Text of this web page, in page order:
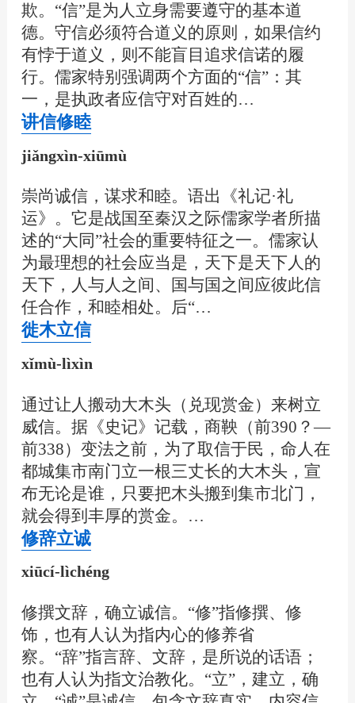
欺。“信”是为人立身需要遵守的基本道
德。守信必须符合道义的原则，如果信约
有悖于道义，则不能盲目追求信诺的履
行。儒家特别强调两个方面的“信”：其
一，是执政者应信守对百姓的…
讲信修睦
jiǎngxìn-xiūmù
崇尚诚信，谋求和睦。语出《礼记·礼
运》。它是战国至秦汉之际儒家学者所描
述的“大同”社会的重要特征之一。儒家认
为最理想的社会应当是，天下是天下人的
天下，人与人之间、国与国之间应彼此信
任合作，和睦相处。后“…
徙木立信
xǐmù-lìxìn
通过让人搬动大木头（兑现赏金）来树立
威信。据《史记》记载，商鞅（前390？—
前338）变法之前，为了取信于民，命人在
都城集市南门立一根三丈长的大木头，宣
布无论是谁，只要把木头搬到集市北门，
就会得到丰厚的赏金。…
修辞立诚
xiūcí-lìchéng
修撰文辞，确立诚信。“修”指修撰、修
饰，也有人认为指内心的修养省
察。“辞”指言辞、文辞，是所说的话语；
也有人认为指文治教化。“立”，建立，确